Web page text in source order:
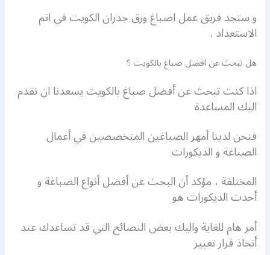
و ستجد فريق عمل اصباغ ورق جدران الكويت في اتم
الاستعداد .
هل تبحث عن افضل صباغ بالكويت ؟
اذا كنت تبحث عن أفضل صباغ بالكويت يسعدنا ان نقدم
اليك المساعدة
فنحن لدينا أمهر الصباغين المتخصصين في أعمال
الصباغة و الديكورات
المختلفة ، مؤكد أن البحث عن أفضل أنواع الصباغة و
أحدث الديكورات هو
أمر هام للغاية واليك بعض النصائح التي قد تساعدك عند
أتخاذ قرار تغيير